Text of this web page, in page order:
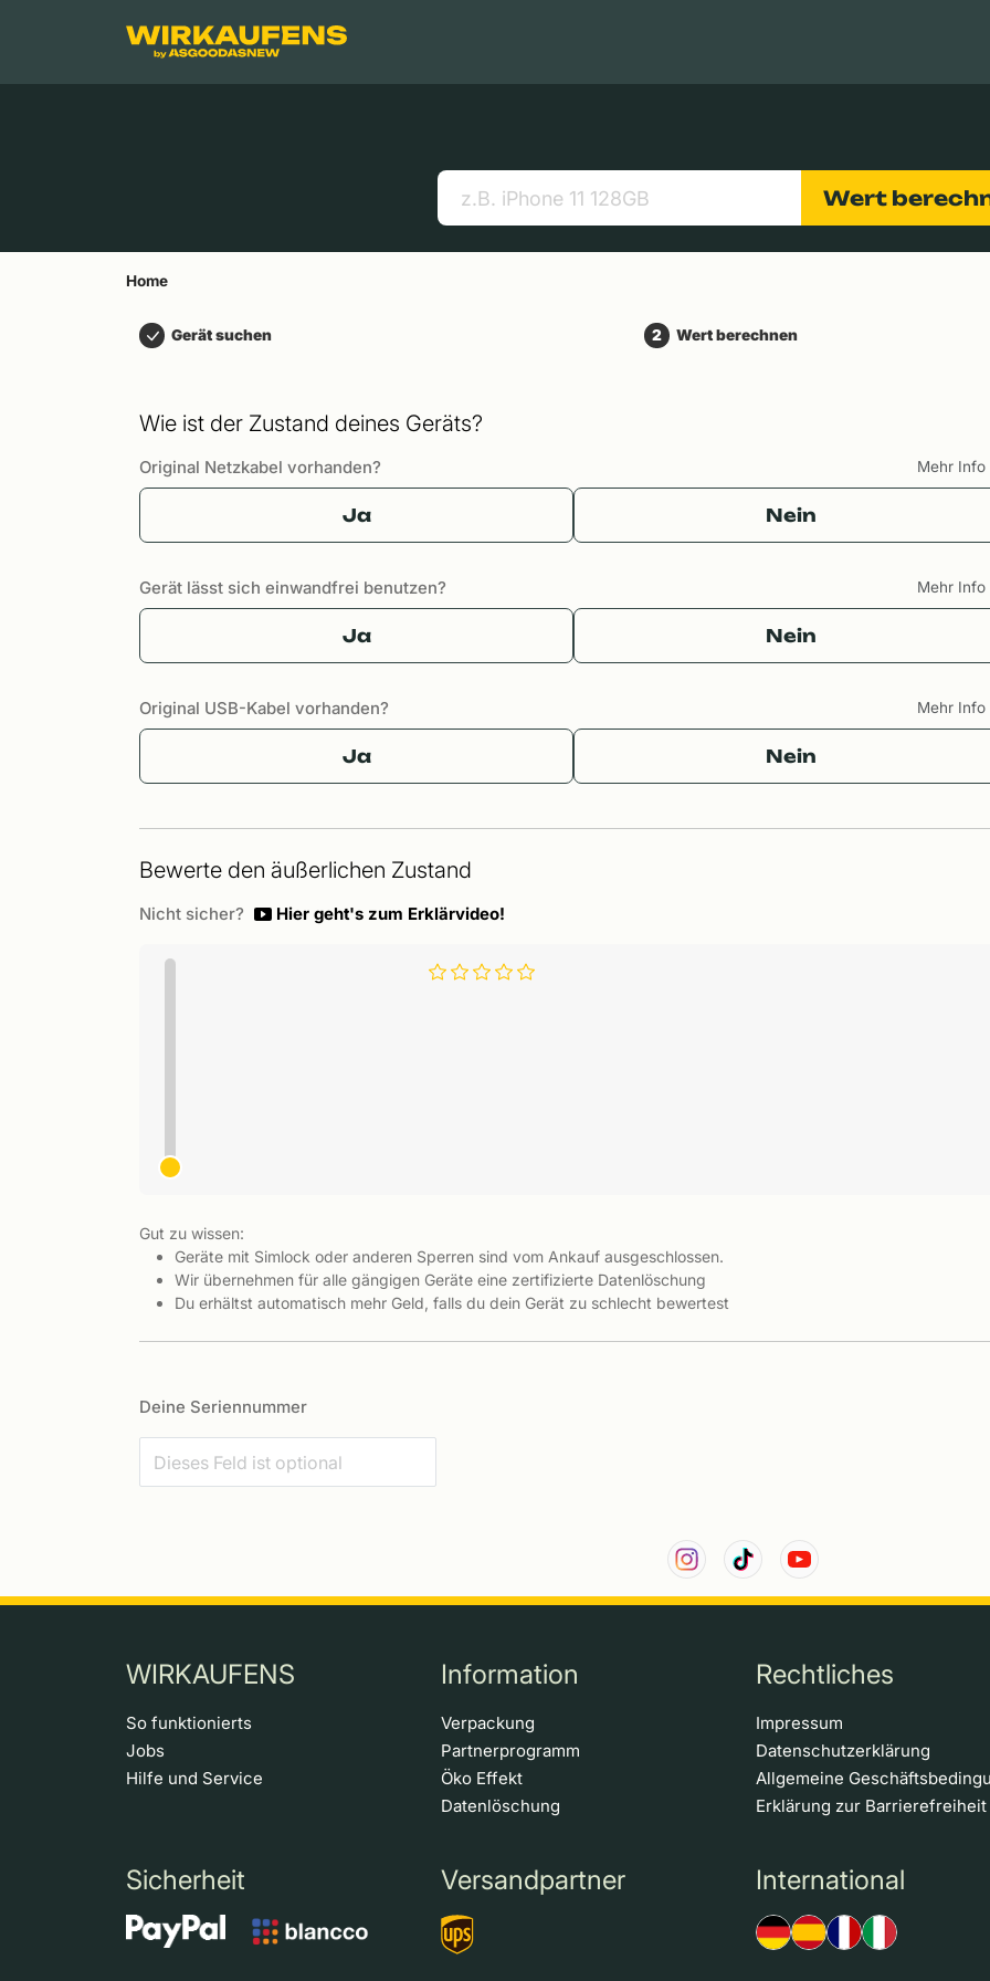
Wert
Home
Gerät suchen 2 Wert berechnen
Wie ist der Zustand deines Geräts?
Original Netzkabel vorhanden? Mehr Info
Ja Nein
Gerät lässt sich einwandfrei benutzen? Mehr Info
Ja Nein
Original USB-Kabel vorhanden? Mehr Info
Ja Nein
Bewerte den äußerlichen Zustand
Nicht sicher? Hier geht's zum Erklärvideo!
Gut zu wissen:
Geräte mit Simlock oder anderen Sperren sind vom Ankauf ausgeschlossen.
Wir übernehmen für alle gängigen Geräte eine zertifizierte Datenlöschung
Du erhältst automatisch mehr Geld, falls du dein Gerät zu schlecht bewertest
Deine Seriennummer
WIRKAUFENS
So funktionierts
Jobs
Hilfe und Service
Information
Verpackung
Partnerprogramm
Öko Effekt
Datenlöschung
Rechtliches
Impressum
Datenschutzerklärung
Allgemeine
Erklärung zur Barrierefreiheit
Sicherheit Versandpartner International